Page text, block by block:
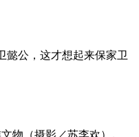
懿公，这才想起来保家卫
物（摄影／苏李欢）。